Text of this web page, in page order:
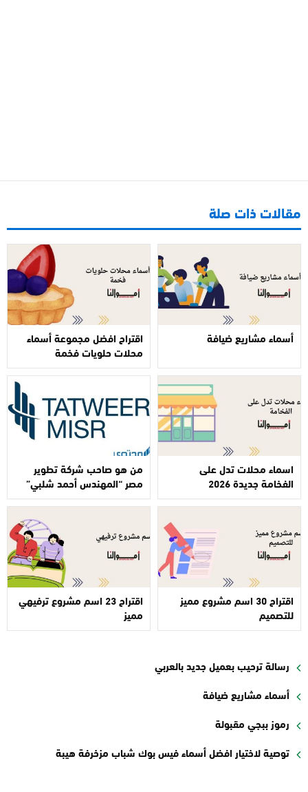
مقالات ذات صلة
أسماء مشاريع ضيافة اقتراح افضل مجموعة أسماء
محلات حلويات فخمة
اسماء محلات تدل على
الفخامة جديدة 2026
من هو صاحب شركة تطوير
مصر “المهندس أحمد شلبي”
اقتراح 30 اسم مشروع مميز
للتصميم
اقتراح 23 اسم مشروع ترفيهي
مميز
رسالة ترحيب بعميل جديد بالعربي
أسماء مشاريع ضيافة
رموز ببجي مقبولة
توصية لاختيار افضل أسماء فيس بوك شباب مزخرفة هيبة